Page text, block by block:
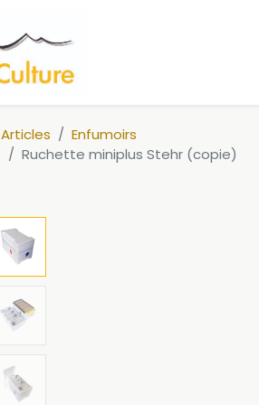
Articles
Enfumoirs
Ruchette miniplus Stehr (copie)